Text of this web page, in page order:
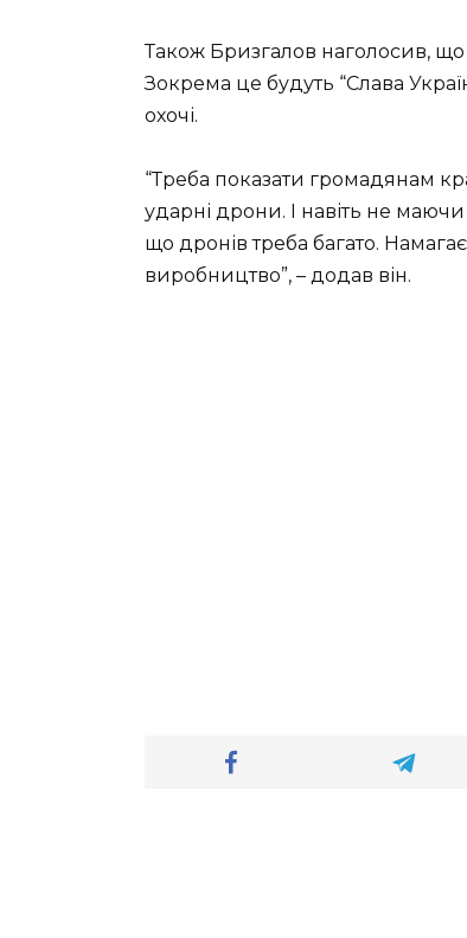
Також Бризгалов наголосив, що
Зокрема це будуть “Слава
охочі.
“Треба показати громадянам
ударні дрони. І навіть не
що дронів треба багато.
виробництво”, – додав він.